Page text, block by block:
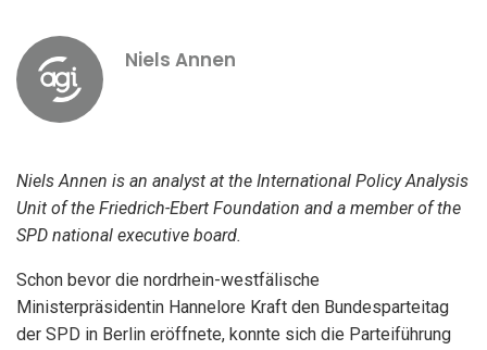
Niels Annen
Niels Annen is an analyst at the International Policy Analysis
Unit of the Friedrich-Ebert Foundation and a member of the
SPD national executive board.
Schon bevor die nordrhein-westfälische
Ministerpräsidentin Hannelore Kraft den Bundesparteitag
der SPD in Berlin eröffnete, konnte sich die Parteiführung